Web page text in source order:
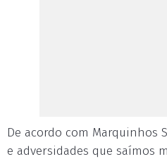
De acordo com Marquinhos
e adversidades que saímos